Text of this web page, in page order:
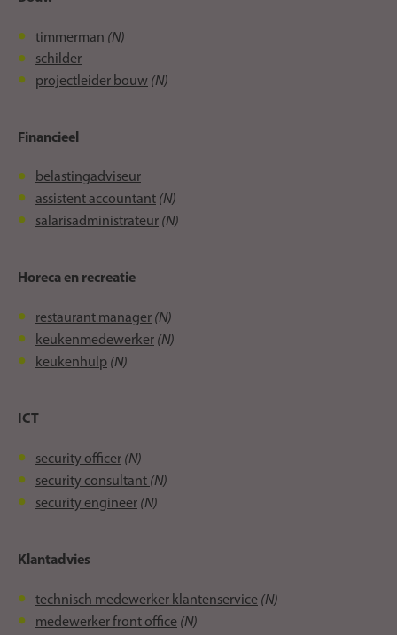
timmerman (N)
schilder
projectleider bouw (N)
Financieel
belastingadviseur
assistent accountant (N)
salarisadministrateur (N)
Horeca en recreatie
restaurant manager (N)
keukenmedewerker (N)
keukenhulp (N)
ICT
security officer (N)
security consultant (N)
security engineer (N)
Klantadvies
technisch medewerker klantenservice (N)
medewerker front office (N)